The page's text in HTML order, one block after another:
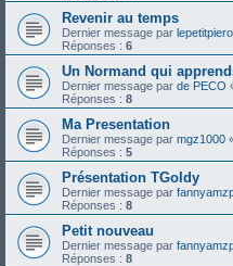
Revenir au temps
Dernier message par lepetitpiero
Réponses : 6
Un Normand qui
Dernier message par de PECO
Réponses : 8
Ma Presentation
Dernier message par mgz1000
Réponses : 5
Présentation TGoldy
Dernier message par
Réponses : 8
Petit nouveau
Dernier message par
Réponses : 8